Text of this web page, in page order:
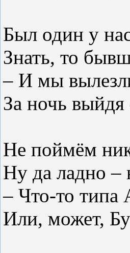
Был один у
Знать, то
– И мы
За ночь выйдя
Не поймём
Ну да ладно –
– Что-то типа
Или, может,